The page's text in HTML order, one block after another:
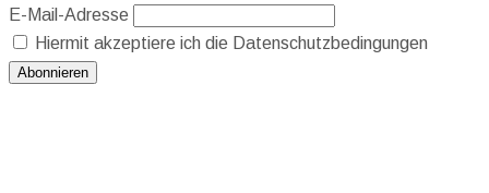
E-Mail-Adresse
Hiermit akzeptiere ich die Datenschutzbedingungen